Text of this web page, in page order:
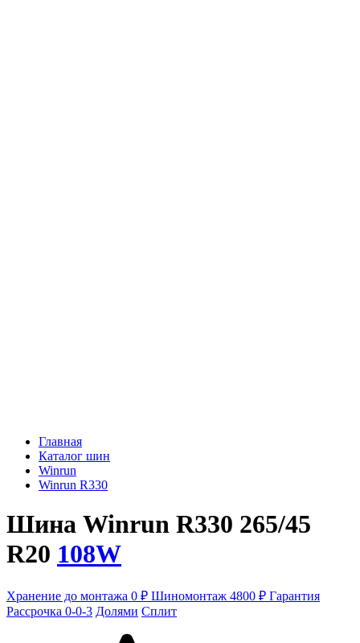
Главная
Каталог шин
Winrun
Winrun R330
Шина Winrun R330 265/45
R20 108W
Хранение до монтажа 0 ₽ Шиномонтаж 4800 ₽ Гарантия
Рассрочка 0-0-3 Долями Сплит